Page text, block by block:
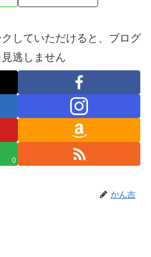
していただけると、ブログ
逃しません
0
かん吉